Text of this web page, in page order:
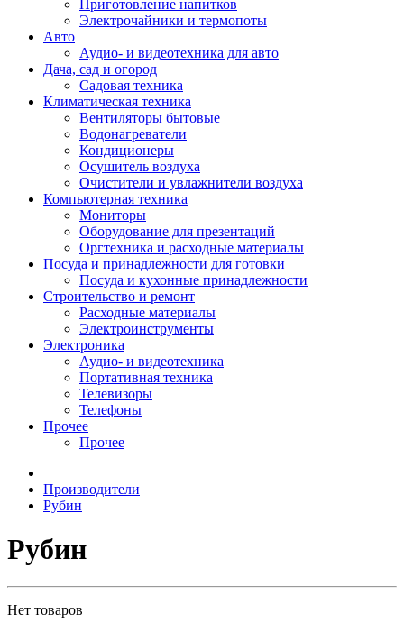
Приготовление напитков
Электрочайники и термопоты
Авто
Аудио- и видеотехника для авто
Дача, сад и огород
Садовая техника
Климатическая техника
Вентиляторы бытовые
Водонагреватели
Кондиционеры
Осушитель воздуха
Очистители и увлажнители воздуха
Компьютерная техника
Мониторы
Оборудование для презентаций
Оргтехника и расходные материалы
Посуда и принадлежности для готовки
Посуда и кухонные принадлежности
Строительство и ремонт
Расходные материалы
Электроинструменты
Электроника
Аудио- и видеотехника
Портативная техника
Телевизоры
Телефоны
Прочее
Прочее
Производители
Рубин
Рубин
Нет товаров